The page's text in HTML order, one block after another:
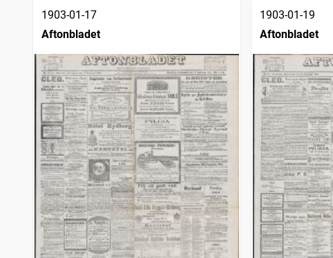
1903-01-17
Aftonbladet
1903-01-19
Aftonbladet